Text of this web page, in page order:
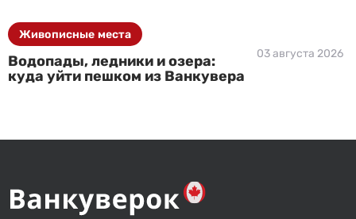
Водопады, ледники и озера:
куда уйти пешком из Ванкувера
03 августа 2026
Живописные места